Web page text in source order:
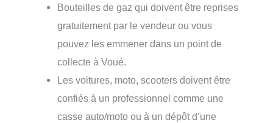
Bouteilles de gaz qui doivent être reprises
gratuitement par le vendeur ou vous
pouvez les emmener dans un point de
collecte à Voué.
Les voitures, moto, scooters doivent être
confiés à un professionnel comme une
casse auto/moto ou à un dépôt d’une